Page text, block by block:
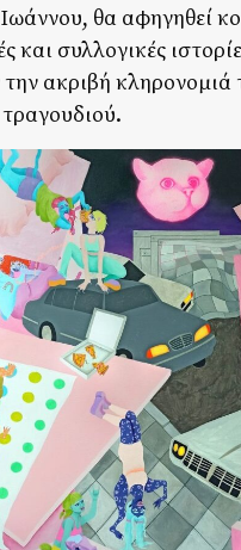
θα αφηγηθεί
και συλλογικές
ακριβή κληρονομιά